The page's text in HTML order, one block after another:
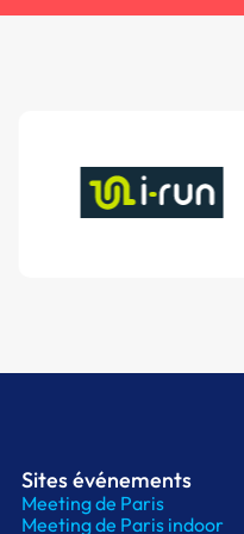
Sites événements
Meeting de Paris
Meeting de Paris indoor